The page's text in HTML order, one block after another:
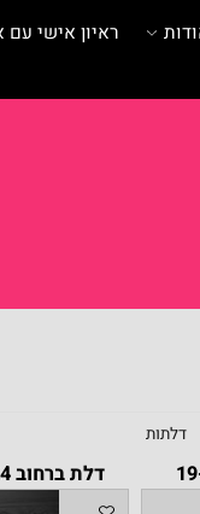
ראיון אישי עם
דלת ברחוב 24 סאנט לאזר בשחור 3767 -5